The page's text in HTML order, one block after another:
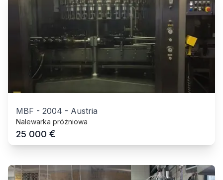
MBF - 2004 - Austria
Nalewarka próżniowa
25 000 €